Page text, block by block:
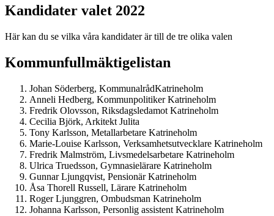
Kandidater valet 2022
Här kan du se vilka våra kandidater är till de tre olika valen
Kommunfullmäktigelistan
Johan Söderberg, KommunalrådKatrineholm
Anneli Hedberg, Kommunpolitiker Katrineholm
Fredrik Olovsson, Riksdagsledamot Katrineholm
Cecilia Björk, Arkitekt Julita
Tony Karlsson, Metallarbetare Katrineholm
Marie-Louise Karlsson, Verksamhetsutvecklare Katrineholm
Fredrik Malmström, Livsmedelsarbetare Katrineholm
Ulrica Truedsson, Gymnasielärare Katrineholm
Gunnar Ljungqvist, Pensionär Katrineholm
Åsa Thorell Russell, Lärare Katrineholm
Roger Ljunggren, Ombudsman Katrineholm
Johanna Karlsson, Personlig assistent Katrineholm